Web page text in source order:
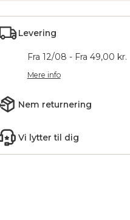
Levering
Fra 12/08 - Fra 49,00 kr.
Mere info
Nem returnering
Vi lytter til dig